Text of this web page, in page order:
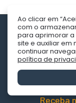
Ao clicar em
com o
para aprimorar a
site e auxiliar em
continuar
política de
Receba